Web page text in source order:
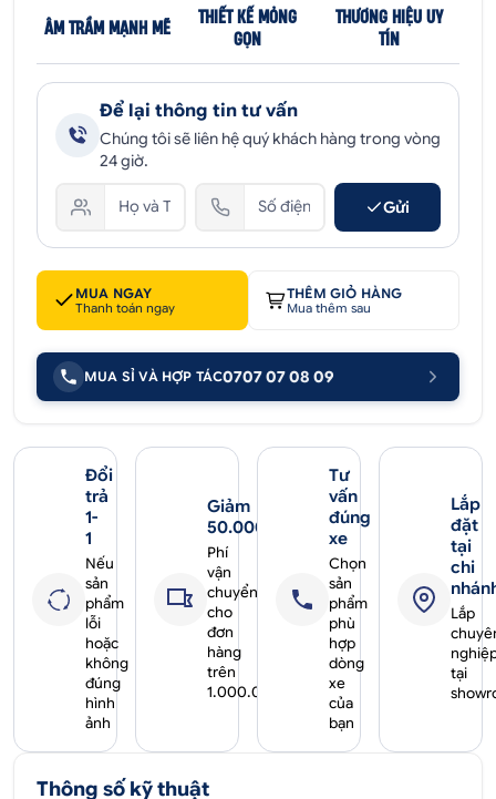
ÂM TRẦM MẠNH MẼ
THIẾT KẾ MỎNG
GỌN
THƯƠNG HIỆU UY
TÍN
Để lại thông tin tư vấn
Chúng tôi sẽ liên hệ quý khách hàng trong vòng
24 giờ.
Gửi
MUA NGAY
Thanh toán ngay
THÊM GIỎ HÀNG
Mua thêm sau
MUA SỈ VÀ HỢP TÁC0707 07 08 09
Đổi
trả
1-
1
Nếu
sản
phẩm
lỗi
hoặc
không
đúng
hình
ảnh
Giảm
50.000₫
Phí
vận
chuyển
cho
đơn
hàng
trên
1.000.000₫
Tư
vấn
đúng
xe
Chọn
sản
phẩm
phù
hợp
dòng
xe
của
bạn
Lắp
đặt
tại
chi
Lắp
tại
Thông số kỹ thuật